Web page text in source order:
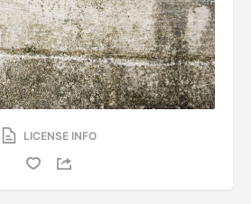
LICENSE INFO